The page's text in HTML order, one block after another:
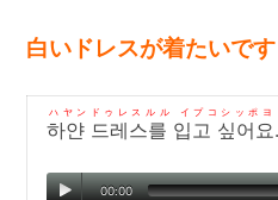
白いドレスが着たいです
하얀 드레스를 입고 싶어요
ハヤンドゥレスルル イプコシッポヨ
.
00:00